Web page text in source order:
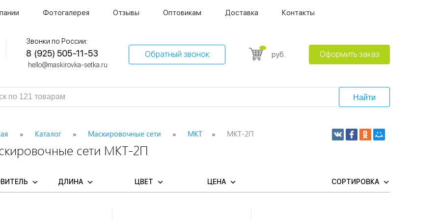
Фотогалерея Отзывы Оптовикам Доставка Контакты
Звонки по России:
8 (925) 505-11-53
hello@maskirovka-setka.ru
Обратный звонок руб. Оформить заказ
Найти
Каталог Маскировочные сети МКТ МКТ-2П
сети МКТ-2П
ДЛИНА ЦВЕТ ЦЕНА СОРТИРОВКА